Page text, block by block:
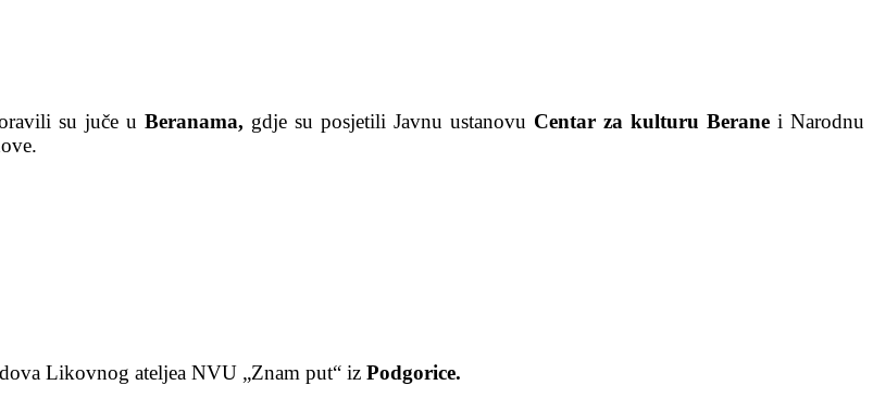
su juče u Beranama, gdje su posjetili Javnu ustanovu Centar za kulturu Berane i Narodnu
Likovnog ateljea NVU „Znam put“ iz Podgorice.